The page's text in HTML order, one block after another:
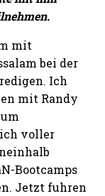
mit
bei der
Ich
mit Randy
voller
Bootcamps
Jetzt fuhren